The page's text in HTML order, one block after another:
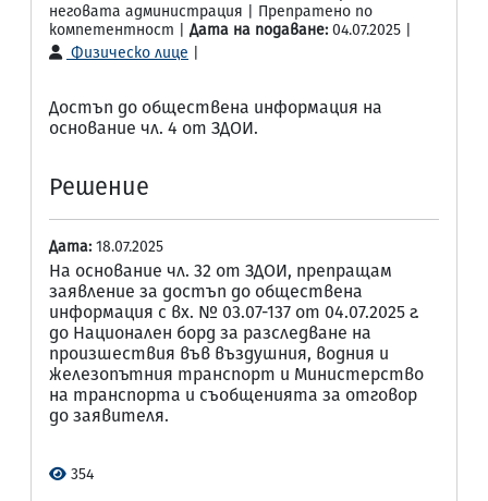
неговата администрация | Препратено по
компетентност | Дата на подаване: 04.07.2025 |
Физическо лице
Достъп до обществена информация на
основание чл. 4 от ЗДОИ.
Решение
Дата: 18.07.2025
На основание чл. 32 от ЗДОИ, препращам
заявление за достъп до обществена
информация с вх. № 03.07-137 от 04.07.2025 г.
до Национален борд за разследване на
произшествия във въздушния, водния и
железопътния транспорт и Министерство
на транспорта и съобщенията за отговор
до заявителя.
354